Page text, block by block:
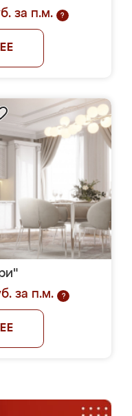
за п.м.
?
за п.м.
?